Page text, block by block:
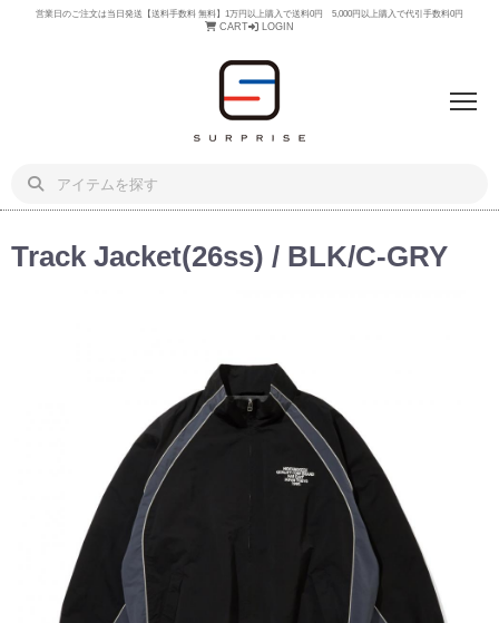
営業日のご注文は当日発送【送料手数料 無料】1万円以上購入で送料0円 5,000円以上購入で代引手数料0円
CART LOGIN
Track Jacket(26ss) / BLK/C-GRY